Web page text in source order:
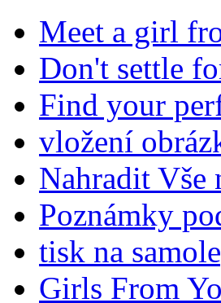
Meet a girl
Don't settle
Find your
vložení
Nahradit Vše
Poznámky
tisk na
Girls From